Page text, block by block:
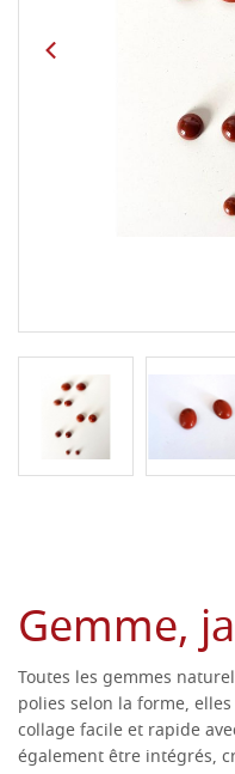
Gemme,
Toutes les gemmes
polies selon la forme,
collage facile et rapide
également être intégrés,